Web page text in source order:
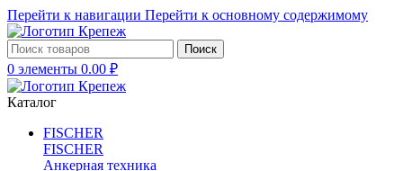
Перейти к навигации Перейти к основному содержимому
Поиск
0 элементы 0.00 ₽
Каталог
FISCHER
FISCHER
Анкерная техника